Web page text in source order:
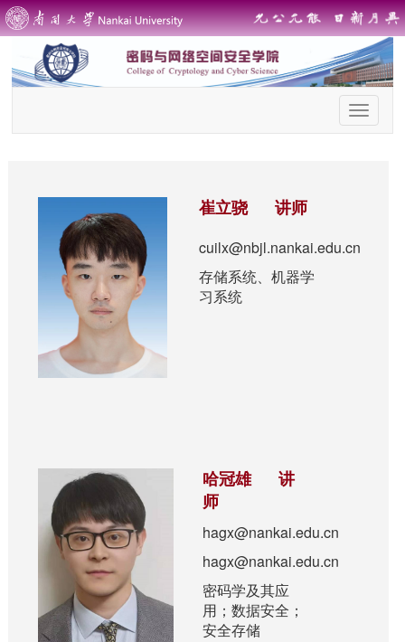
首
页
崔立骁 讲师
cuilx@nbjl.nankai.edu.cn
存储系统、机器学
习系统
哈冠雄 讲
师
hagx@nankai.edu.cn
hagx@nankai.edu.cn
密码学及其应
用；数据安全；
安全存储